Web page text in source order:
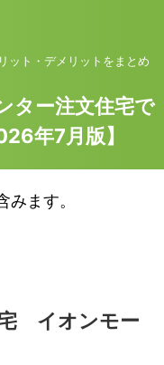
ット・デメリットをまとめ
ター注文住宅で
年7月版】
ます。
イオンモー